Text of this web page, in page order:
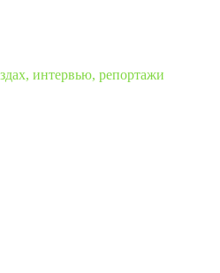
интервью, репортажи